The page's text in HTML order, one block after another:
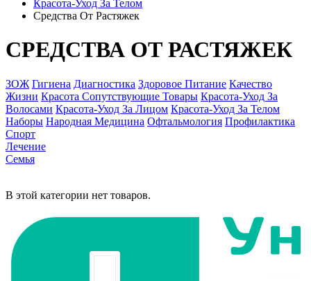
Красота-Уход За Телом
Средства От Растяжек
СРЕДСТВА ОТ РАСТЯЖЕК
ЗОЖ Гигиена Диагностика Здоровое Питание Качество
Жизни Красота Сопутствующие Товары Красота-Уход За
Волосами Красота-Уход За Лицом Красота-Уход За Телом
Наборы Народная Медицина Офтальмология Профилактика
Спорт
Лечение
Семья
В этой категории нет товаров.